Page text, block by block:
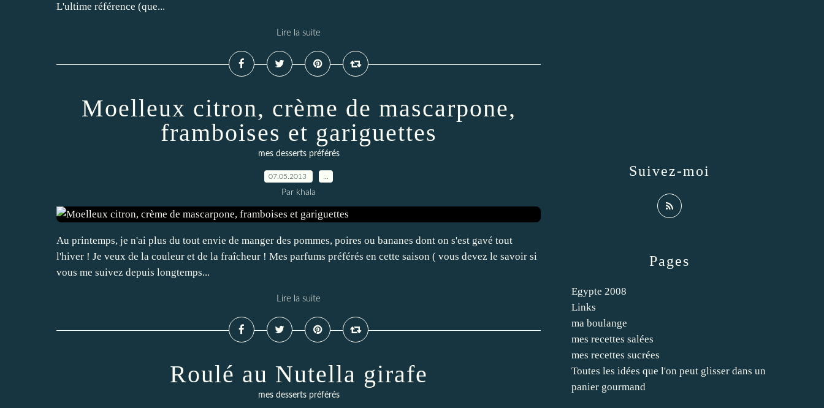
L'ultime référence (que...
Lire la suite
Moelleux citron, crème de mascarpone,
framboises et gariguettes
mes desserts préférés
07.05.2013
Par khala
Au printemps, je n'ai plus du tout envie de manger des pommes, poires ou bananes dont on s'est gavé tout
l'hiver ! Je veux de la couleur et de la fraîcheur ! Mes parfums préférés en cette saison ( vous devez le savoir si
vous me suivez depuis longtemps...
Lire la suite
Roulé au Nutella girafe
mes desserts préférés
Pages
Egypte 2008
Links
ma boulange
mes recettes salées
mes recettes sucrées
Toutes les idées que l'on peut glisser dans un
panier gourmand
Suivez-moi